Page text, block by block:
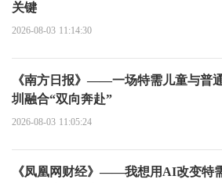
关键
2026-08-03 11:14:30
《南方日报》——一场特需儿童与普
圳融合“双向奔赴”
2026-08-03 11:05:24
《凤凰网财经》——我想用AI改变特